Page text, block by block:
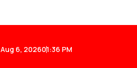
Aug 6, 202601:36 PM